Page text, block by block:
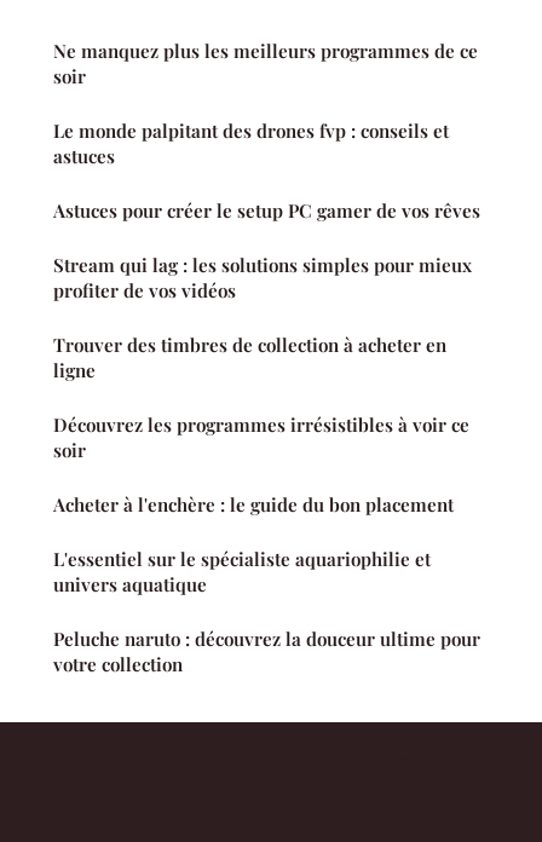
Ne manquez plus les meilleurs programmes de ce
soir
Le monde palpitant des drones fvp : conseils et
astuces
Astuces pour créer le setup PC gamer de vos rêves
Stream qui lag : les solutions simples pour mieux
profiter de vos vidéos
Trouver des timbres de collection à acheter en
ligne
Découvrez les programmes irrésistibles à voir ce
soir
Acheter à l'enchère : le guide du bon placement
L'essentiel sur le spécialiste aquariophilie et
univers aquatique
Peluche naruto : découvrez la douceur ultime pour
votre collection